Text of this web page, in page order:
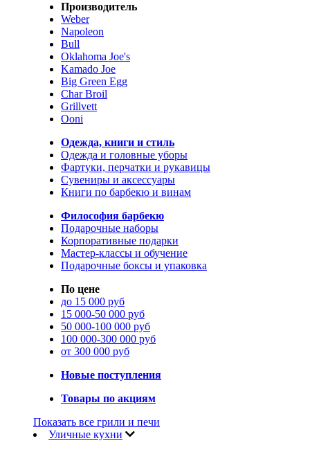
Производитель
Weber
Napoleon
Bull
Oklahoma Joe's
Kamado Joe
Big Green Egg
Char Broil
Grillvett
Ooni
Одежда, книги и стиль
Одежда и головные уборы
Фартуки, перчатки и рукавицы
Сувениры и аксессуары
Книги по барбекю и винам
Философия барбекю
Подарочные наборы
Корпоративные подарки
Мастер-классы и обучение
Подарочные боксы и упаковка
По цене
до 15 000 руб
15 000-50 000 руб
50 000-100 000 руб
100 000-300 000 руб
от 300 000 руб
Новые поступления
Товары по акциям
Показать все грили и печи
Уличные кухни